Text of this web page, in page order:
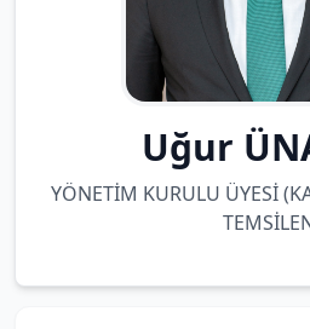
Uğur
YÖNETİM KURULU ÜYESİ